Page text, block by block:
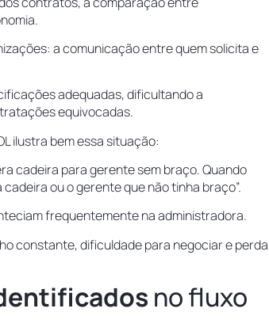
a comunicação entre quem solicita e
adequadas, dificultando a
equivocadas.
ilustra bem essa situação:
cadeira para gerente sem braço. Quando
ou o gerente que não tinha braço”.
frequentemente na administradora.
constante, dificuldade para negociar e perda
no fluxo